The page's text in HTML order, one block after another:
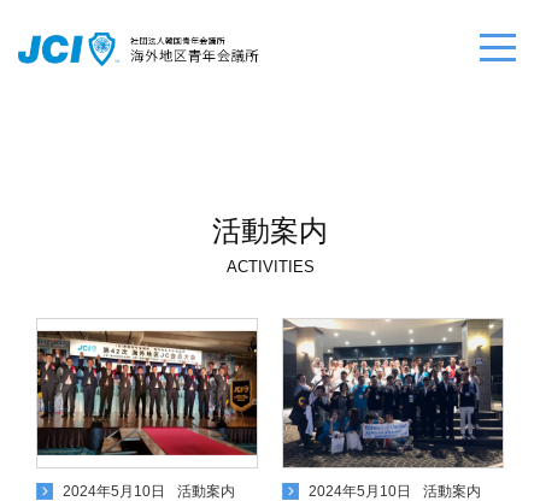
活動案内
ACTIVITIES
2024年5月10日 活動案内 2024年5月10日 活動案内